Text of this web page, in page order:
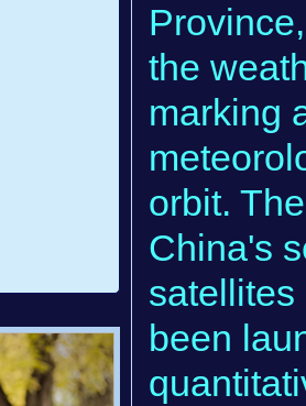
the
marking
orbit.
China's
satellites
been